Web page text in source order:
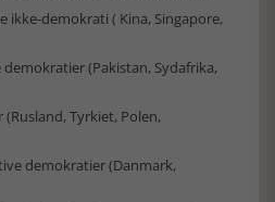
demokrati ( Kina, Singapore,
(Pakistan, Sydafrika,
Tyrkiet, Polen,
demokratier (Danmark,